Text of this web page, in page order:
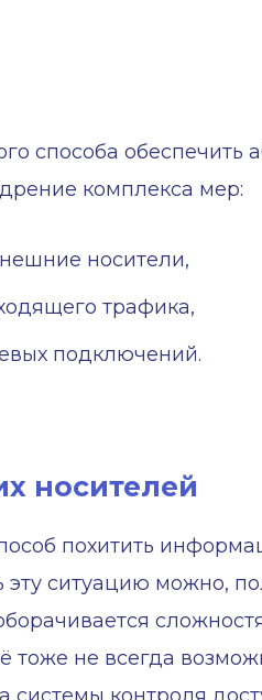
способа
комплекса мер:
носители,
трафика,
подключений.
носителей
похитить
эту ситуацию можно,
тоже не всегда